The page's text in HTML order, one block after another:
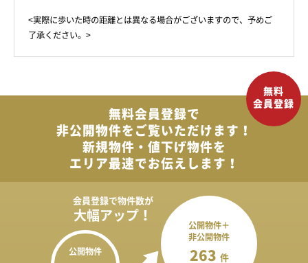
<実際に歩いた時の距離とは異なる場合がございますので、予めご
了承ください。>
無料会員登録で
非公開物件を ご覧いただけます！
新規物件・値下げ物件を
エリア最速でお伝えします！
会員登録で物件数が
大幅アップ！
公開物件
公開物件＋
非公開物件
263 件